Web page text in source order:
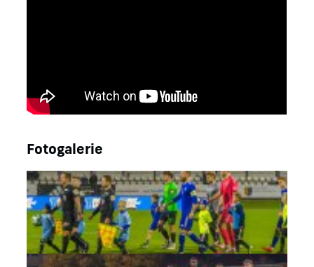
Fotogalerie